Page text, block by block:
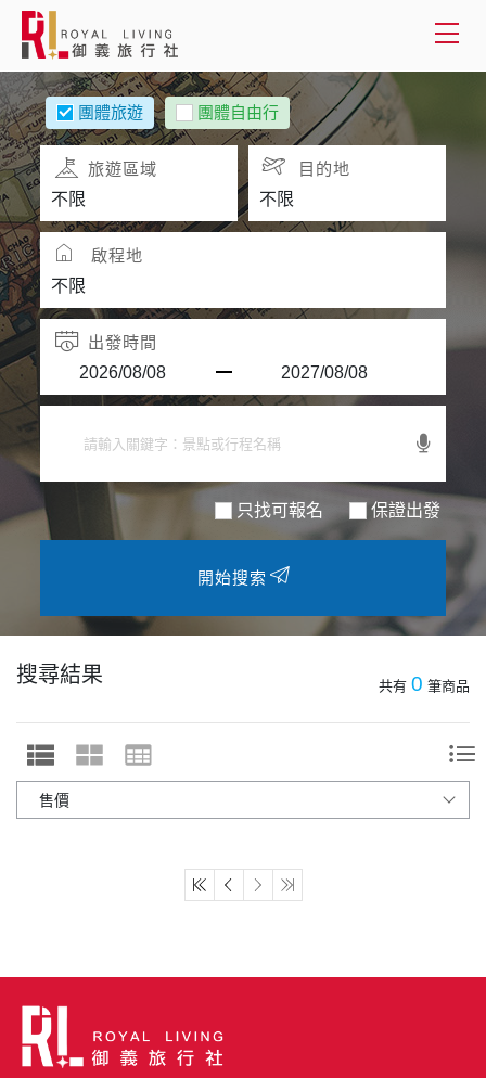
會員登入
國外旅遊
國內旅遊
客服專線(02) 2515-1218
團體旅遊 團體自由行
旅遊區域 目的地
啟程地
出發時間
只找可報名 保證出發
開始搜索
搜尋結果 共有 0 筆商品